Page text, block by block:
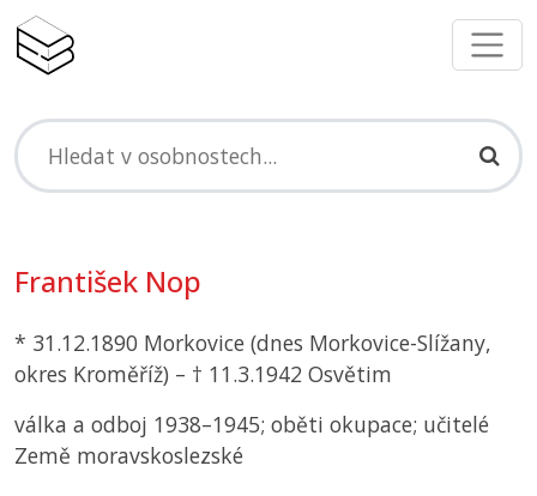
František Nop
* 31.12.1890 Morkovice (dnes Morkovice-Slížany,
okres Kroměříž) – † 11.3.1942 Osvětim
válka a odboj 1938–1945; oběti okupace; učitelé
Země moravskoslezské